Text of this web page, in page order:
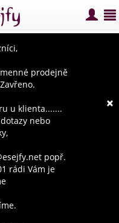
×
prodejně
u klienta.......
nebo
popř.
rádi Vám je